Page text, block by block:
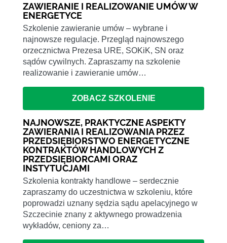
ZAWIERANIE I REALIZOWANIE UMÓW W
ENERGETYCE
Szkolenie zawieranie umów – wybrane i
najnowsze regulacje. Przegląd najnowszego
orzecznictwa Prezesa URE, SOKiK, SN oraz
sądów cywilnych. Zapraszamy na szkolenie
realizowanie i zawieranie umów…
ZOBACZ SZKOLENIE
NAJNOWSZE, PRAKTYCZNE ASPEKTY
ZAWIERANIA I REALIZOWANIA PRZEZ
PRZEDSIĘBIORSTWO ENERGETYCZNE
KONTRAKTÓW HANDLOWYCH Z
PRZEDSIĘBIORCAMI ORAZ
INSTYTUCJAMI
Szkolenia kontrakty handlowe – serdecznie
zapraszamy do uczestnictwa w szkoleniu, które
poprowadzi uznany sędzia sądu apelacyjnego w
Szczecinie znany z aktywnego prowadzenia
wykładów, ceniony za…